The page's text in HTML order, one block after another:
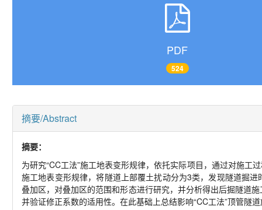
PDF
524
摘要/Abstract
摘要：
为研究“CC工法”施工地表变形规律，依托实际项目，通过对施工
施工地表变形规律，将隧道上部覆土扰动分为3类，发现隧道掘
叠加区，对叠加区的范围和形态进行研究，并分析得出后掘隧道
并验证修正系数的适用性。在此基础上总结影响“CC工法”顶管隧